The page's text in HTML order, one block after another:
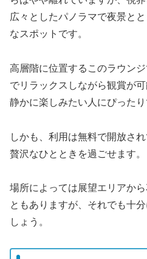
広々としたパノラマで夜景と
なスポットです。
高層階に位置するこのラウン
でリラックスしながら観賞が
静かに楽しみたい人にぴったり
しかも、利用は無料で開放さ
贅沢なひとときを過ごせます。
場所によっては展望エリアか
ともありますが、それでも十
しょう。